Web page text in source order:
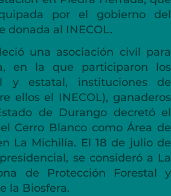
por el gobierno del
donada al INECOL.
una asociación civil para
en la que participaron los
y estatal, instituciones de
ellos el INECOL), ganaderos
de Durango decretó el
Cerro Blanco como Área de
La Michilía. El 18 de julio de
se consideró a La
de Protección Forestal y
la Biosfera.